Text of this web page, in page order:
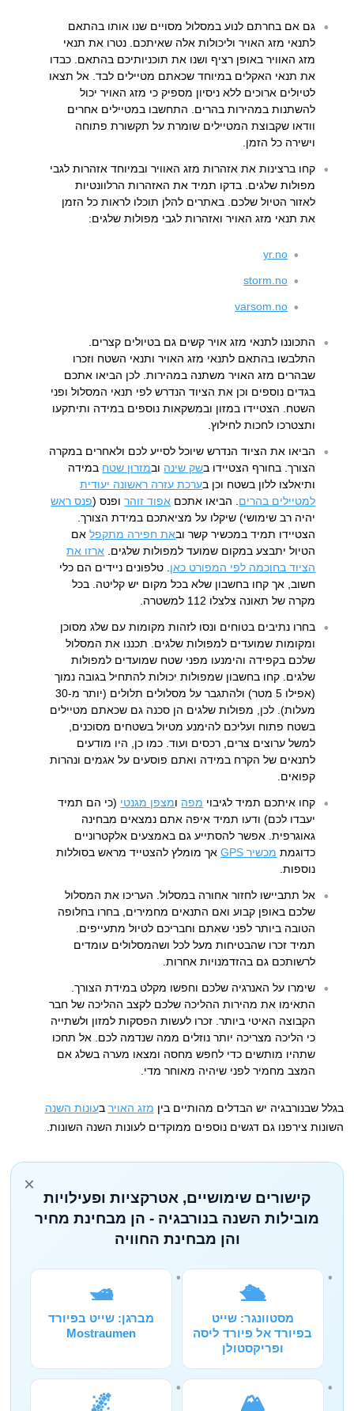
גם אם בחרתם לנוע במסלול מסויים שנו אותו בהתאם
לתנאי מזג האויר וליכולות אלה שאיתכם. נטרו את תנאי
מזג האוויר באופן רציף ושנו את תוכניותיכם בהתאם. כבדו
את תנאי האקלים במיוחד שכאתם מטיילים לבד. אל תצאו
לטיולים ארוכים ללא ניסיון מספיק כי מזג האויר יכול
להשתנות במהירות בהרים. התחשבו במטיילים אחרים
וודאו שקבוצת המטיילים שומרת על תקשורת פתוחה
וישירה כל הזמן.
קחו ברצינות את אזהרות מזג האוויר ובמיוחד אזהרות לגבי
מפולות שלגים. בדקו תמיד את האזהרות הרלוונטיות
לאזור הטיול שלכם. באתרים להלן תוכלו לראות כל הזמן
את תנאי מזג האויר ואזהרות לגבי מפולות שלגים:
yr.no
storm.no
varsom.no
התכוננו לתנאי מזג אויר קשים גם בטיולים קצרים.
התלבשו בהתאם לתנאי מזג האויר ותנאי השטח וזכרו
שבהרים מזג האויר משתנה במהירות. לכן הביאו אתכם
בגדים נוספים וכן את הציוד הנדרש לפי תנאי המסלול ופני
השטח. הצטיידו במזון ובמשקאות נוספים במידה ותיתקעו
ותצטרכו לחכות לחילוץ.
הביאו את הציוד הנדרש שיוכל לסייע לכם ולאחרים במקרה
הצורך. בחורף הצטיידו בשק שינה ובמזרון שטח במידה
ותיאלצו ללון בשטח וכן בערכת עזרה ראשונה יעודית
למטיילים בהרים . הביאו אתכם אפוד זוהרופנס (פנס ראש
יהיה רב שימושי) שיקלו על מציאתכם במידת הצורך.
הצטיידו תמיד במכשיר קשר ובאת חפירה מתקפלאם
הטיול יתבצע במקום שמועד למפולות שלגים. ארזו את
הציוד בחוכמה לפי המפורט כאן . טלפונים ניידים הם כלי
חשוב, אך קחו בחשבון שלא בכל מקום יש קליטה. בכל
מקרה של תאונה צלצלו 112 למשטרה.
בחרו נתיבים בטוחים ונסו לזהות מקומות עם שלג מסוכן
ומקומות שמועדים למפולות שלגים. תכננו את המסלול
שלכם בקפידה והימנעו מפני שטח שמועדים למפולות
שלגים. קחו בחשבון שמפולות יכולות להתחיל בגובה נמוך
(אפילו 5 מטר) ולהתגבר על מסלולים תלולים (יותר מ-30
מעלות). לכן, מפולות שלגים הן סכנה גם שכאתם מטיילים
בשטח פתוח ועליכם להימנע מטיול בשטחים מסוכנים,
למשל ערוצים צרים, רכסים ועוד. כמו כן, היו מודעים
לתנאים של הקרח במידה ואתם פוסעים על אגמים ונהרות
קפואים.
קחו איתכם תמיד לגיבוי מפה ומצפן מגנטי (כי הם תמיד
יעבדו לכם) ודעו תמיד איפה אתם נמצאים מבחינה
גאוגרפית. אפשר להסתייע גם באמצעים אלקטרוניים
כדוגמת מכשיר GPS
אך מומלץ להצטייד מראש בסוללות
נוספות.
אל תתביישו לחזור אחורה במסלול. העריכו את המסלול
שלכם באופן קבוע ואם התנאים מחמירים, בחרו בחלופה
הטובה ביותר לפני שאתם וחבריכם לטיול מתעייפים.
תמיד זכרו שהבטיחות מעל לכל ושהמסלולים עומדים
לרשותכם גם בהזדמנויות אחרות.
שימרו על האנרגיה שלכם וחפשו מקלט במידת הצורך.
התאימו את מהירות ההליכה שלכם לקצב ההליכה של חבר
הקבוצה האיטי ביותר. זכרו לעשות הפסקות למזון ולשתייה
כי הליכה מצריכה יותר נוזלים ממה שנדמה לכם. אל תחכו
שתהיו מותשים כדי לחפש מחסה ומצאו מערה בשלג אם
המצב מחמיר לפני שיהיה מאוחר מדי.
בגלל שבנורבגיה יש הבדלים מהותיים בין מזג האויר בעונות השנה
השונות צירפנו גם דגשים נוספים ממוקדים לעונות השנה השונות.
×
קישורים שימושיים, אטרקציות ופעילויות
מובילות השנה בנורבגיה - הן מבחינת מחיר
והן מבחינת החוויה
🛳️
מסטוונגר: שייט
בפיורד אל פיורד ליסה
ופריקסטולן
🛥️
מברגן: שייט בפיורד
Mostraumen
🏔️
🌌